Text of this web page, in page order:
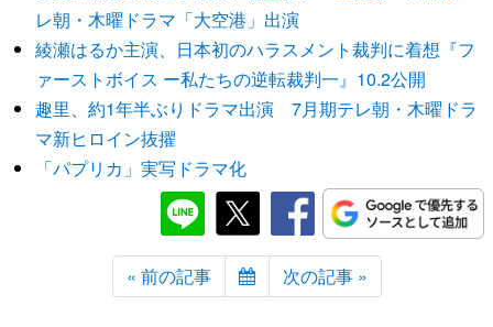
レ朝・木曜ドラマ「大空港」出演
綾瀬はるか主演、日本初のハラスメント裁判に着想『フ
ァーストボイス ー私たちの逆転裁判一』10.2公開
趣里、約1年半ぶりドラマ出演 7月期テレ朝・木曜ドラ
マ新ヒロイン抜擢
「パプリカ」実写ドラマ化
« 前の記事 次の記事 »